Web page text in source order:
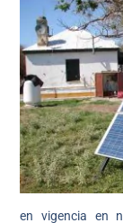
en vigencia en